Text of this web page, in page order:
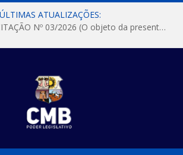
ÚLTIMAS ATUALIZAÇÕES:
DISPENSA DE LICITAÇÃO Nº 03/2026 (O objeto da presente dispensa é a escolha da proposta mais vantajosa para a aquisição, de aparelhos de ar condicionado, tipo Split, com material de instalação e fogão industrial, conforme condições, quantidades e exigências estabelecidas no termo de referencia e neste aviso de contratação direta e seus anexos)